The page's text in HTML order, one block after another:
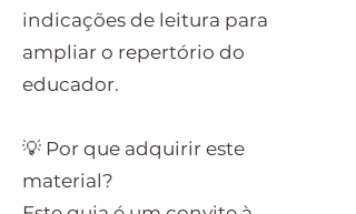
indicações de leitura para
ampliar o repertório do
educador.
💡 Por que adquirir este
material?